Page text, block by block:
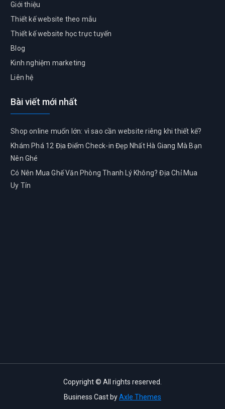
Giới thiệu
Thiết kế website theo mẫu
Thiết kế website học trực tuyến
Blog
Kinh nghiệm marketing
Liên hệ
Bài viết mới nhất
Shop online muốn lớn: vì sao cần website riêng khi thiết kế?
Khám Phá 12 Địa Điểm Check-in Đẹp Nhất Hà Giang Mà Bạn
Nên Ghé
Có Nên Mua Ghế Văn Phòng Thanh Lý Không? Địa Chỉ Mua
Uy Tín
Copyright © All rights reserved.
Business Cast byAxle Themes